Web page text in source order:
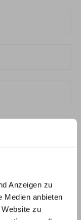
Anzeigen zu
Medien anbieten
zu